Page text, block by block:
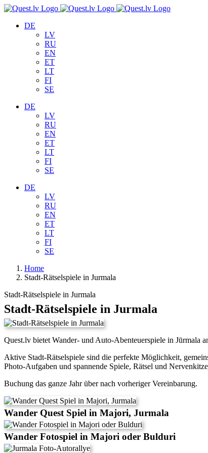
Skip
contentDE
LV
RU
EN
ET
LT
FI
SE
DE
LV
RU
EN
ET
LT
FI
SE
DE
LV
RU
EN
ET
LT
FI
SE
Home
Stadt-Rätselspiele in Jurmala
Stadt-Rätselspiele in Jurmala
Stadt-Rätselspiele in Jurmala
Quest.lv bietet Wander- und Auto-Abenteuerspiele in Jūrmala
Aktive Stadt-Rätselspiele sind die perfekte Möglichkeit,
Photo-Aufgaben und spannende Spiele, Rätsel und
Buchung das ganze Jahr über nach vorheriger Vereinbarung.
Wander Quest Spiel in Majori, Jurmala
Wander Fotospiel in Majori oder Bulduri